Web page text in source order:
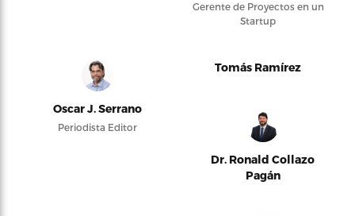
Gerente de Proyectos en un
Startup
Oscar J. Serrano
Periodista Editor
Tomás Ramírez
Dr. Ronald Collazo
Pagán